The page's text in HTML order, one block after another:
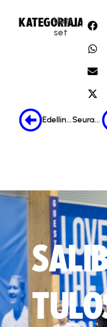
KATEGORIA:
Uuti
set
JAA:
Edellinen Seuraava